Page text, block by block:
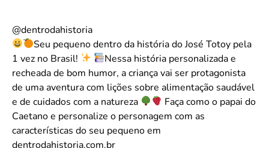
@dentrodahistoria
Seu pequeno dentro da história do José Totoy pela
1 vez no Brasil!
Nessa história personalizada e
recheada de bom humor, a criança vai ser protagonista
de uma aventura com lições sobre alimentação saudável
e de cuidados com a natureza
Faça como o papai do
Caetano e personalize o personagem com as
características do seu pequeno em
dentrodahistoria.com.br